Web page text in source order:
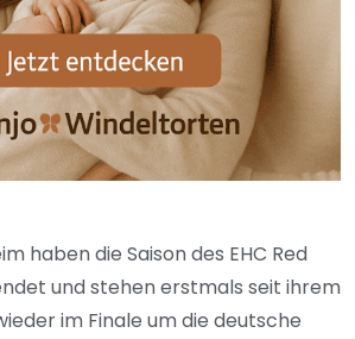
haben die Saison des EHC Red
und stehen erstmals seit ihrem
im Finale um die deutsche